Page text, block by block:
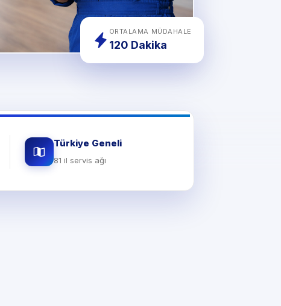
ORTALAMA MÜDAHALE
120 Dakika
Türkiye Geneli
81 il servis ağı